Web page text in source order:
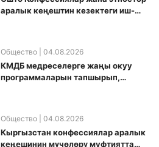
аралык кеңештин кезектеги иш-
Общество | 04.08.2026
КМДБ медреселерге жаңы окуу
программаларын тапшырып,
Общество | 04.08.2026
Кыргызстан конфессиялар аралык
кеӊешинин мүчөлөрү муфтиятта